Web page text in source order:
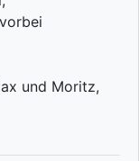
und Moritz,